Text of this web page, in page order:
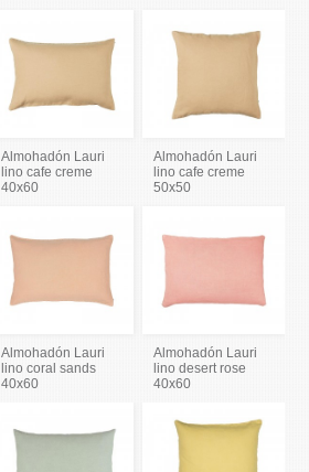
Almohadón Lauri
lino cafe creme
40x60
Almohadón Lauri
lino cafe creme
50x50
Almohadón Lauri
lino coral sands
40x60
Almohadón Lauri
lino desert rose
40x60